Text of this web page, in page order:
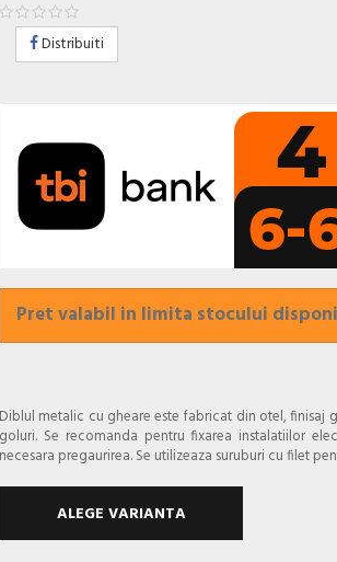
Distribuiti
Pret valabil in limita stocului
Diblul metalic cu gheare este fabricat din otel, finisaj
goluri. Se recomanda pentru fixarea instalatiilor
necesara pregaurirea. Se utilizeaza suruburi cu filet
ALEGE VARIANTA